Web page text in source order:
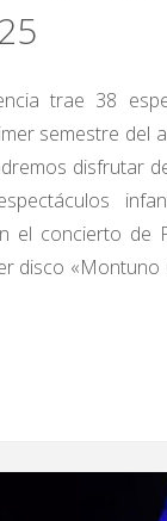
trae 38
semestre del
disfrutar
el concierto de
disco «Montuno